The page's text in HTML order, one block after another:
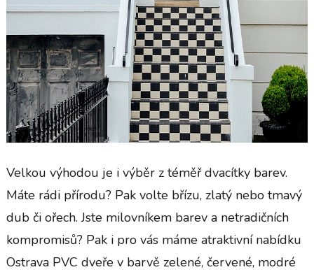
Velkou výhodou je i výběr z téměř dvacítky barev.
Máte rádi přírodu? Pak volte břízu, zlatý nebo tmavý
dub či ořech. Jste milovníkem barev a netradičních
kompromisů? Pak i pro vás máme atraktivní nabídku
Ostrava PVC dveře v barvě zelené, červené, modré